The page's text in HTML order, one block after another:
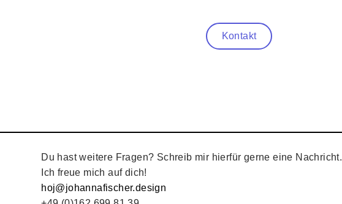
Kontakt
Du hast weitere Fragen? Schreib mir hierfür gerne eine Nachricht.
Ich freue mich auf dich!
hoj@johannafischer.design